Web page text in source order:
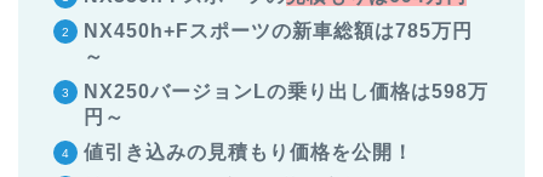
NX450h+Fスポーツの新車総額は785万円
～
NX250バージョンLの乗り出し価格は598万
円～
値引き込みの見積もり価格を公開！